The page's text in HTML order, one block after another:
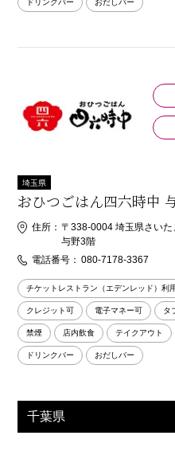
ドリンクバー おだしバー
埼玉県
おひつごはん四六時中
住所： 〒338-0004 埼玉県さい
与野3階
電話番号： 080-7178-3367
チケットレストラン（エデンレッド）利
クレジット可 電子マネー可 タ
禁煙 店内飲食 テイクアウト
ドリンクバー おだしバー
千葉県